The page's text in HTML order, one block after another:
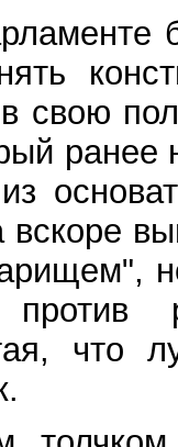
свою
вскоре
против
что